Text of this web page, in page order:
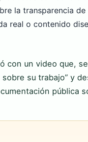
la transparencia
real o contenido
con un video que,
su trabajo” y
pública